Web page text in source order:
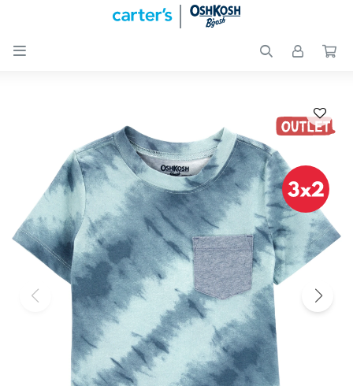

Nuevos
Peques
Calzado
Club
Carter
OUTLET